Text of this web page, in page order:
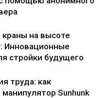
краны на высоте
Инновационные
стройки будущего
труда: как
манипулятор Sunhunk